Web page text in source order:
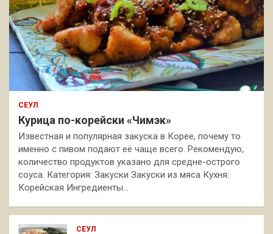
СЕУЛ
Курица по-корейски «Чимэк»
Известная и популярная закуска в Корее, почему то
именно с пивом подают её чаще всего. Рекомендую,
количество продуктов указано для средне-острого
соуса. Категория: Закуски Закуски из мяса Кухня:
Корейская Ингредиенты…
СЕУЛ